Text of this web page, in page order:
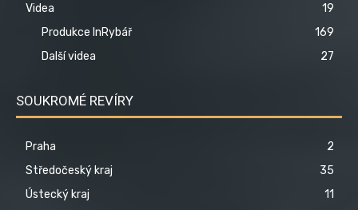
Videa
19
Produkce InRybář
169
Další videa
27
SOUKROMÉ REVÍRY
Praha
2
Středočeský kraj
35
Ústecký kraj
11